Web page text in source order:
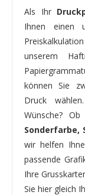
Als Ihr
Ihnen einen
unserem
können Sie
Druck
Wünsche? Ob
Sonderfarbe,
wir helfen
passende
Ihre
Sie hier gleich